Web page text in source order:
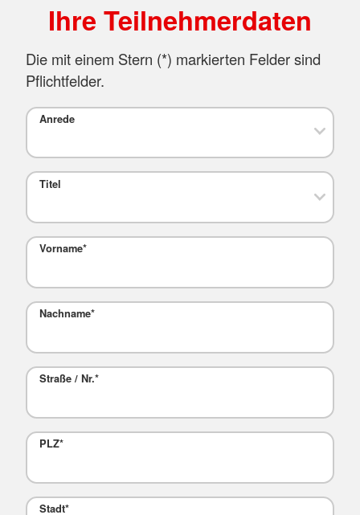
Ihre Teilnehmerdaten
Die mit einem Stern (*) markierten Felder sind
Pflichtfelder.
Anrede
Titel
Vorname*
Nachname*
Straße / Nr.*
PLZ*
Stadt*